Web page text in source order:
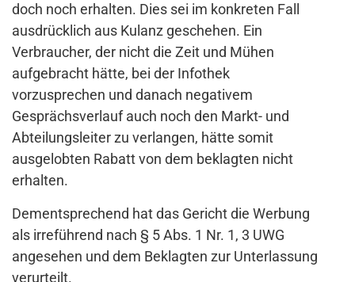
doch noch erhalten. Dies sei im konkreten Fall
ausdrücklich aus Kulanz geschehen. Ein
Verbraucher, der nicht die Zeit und Mühen
aufgebracht hätte, bei der Infothek
vorzusprechen und danach negativem
Gesprächsverlauf auch noch den Markt- und
Abteilungsleiter zu verlangen, hätte somit
ausgelobten Rabatt von dem beklagten nicht
erhalten.
Dementsprechend hat das Gericht die Werbung
als irreführend nach § 5 Abs. 1 Nr. 1, 3 UWG
angesehen und dem Beklagten zur Unterlassung
verurteilt.